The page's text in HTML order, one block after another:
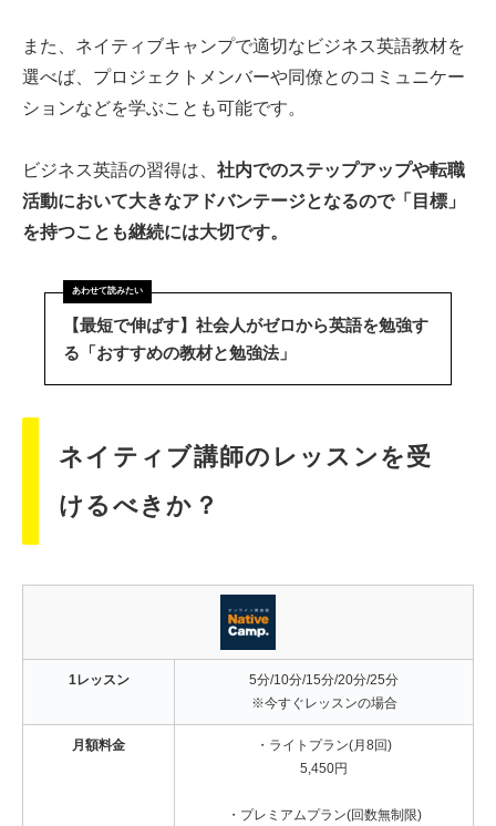
また、ネイティブキャンプで適切なビジネス英語教材を
選べば、プロジェクトメンバーや同僚とのコミュニケー
ションなどを学ぶことも可能です。
ビジネス英語の習得は、 社内でのステップアップや転職
活動において大きなアドバンテージとなるので「目標」
を持つことも継続には大切です。
【最短で伸ばす】社会人がゼロから英語を勉強す
る「おすすめの教材と勉強法」
ネイティブ講師のレッスンを受
けるべきか？
1レッスン
5分/10分/15分/20分/25分
※今すぐレッスンの場合
月額料金
・ライトプラン(月8回)
5,450円
・プレミアムプラン(回数無制限)